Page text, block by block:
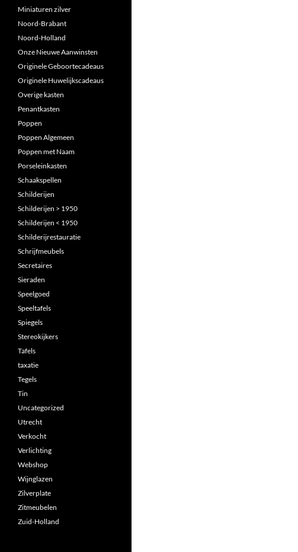
Miniaturen zilver
Noord-Brabant
Noord-Holland
Onze Nieuwe Aanwinsten
Originele Geboortecadeaus
Originele Huwelijkscadeaus
Overige kasten
Penantkasten
Poppen
Poppen Algemeen
Poppen met Naam
Porseleinkasten
Schaakspellen
Schilderijen
Schilderijen > 1950
Schilderijen < 1950
Schilderijrestauratie
Schrijfmeubels
Secretaires
Sieraden
Speelgoed
Speeltafels
Spiegels
Stereokijkers
Tafels
taxatie
Tegels
Tin
Uncategorized
Utrecht
Verkocht
Verlichting
Webshop
Wijnglazen
Zilverplate
Zitmeubelen
Zuid-Holland